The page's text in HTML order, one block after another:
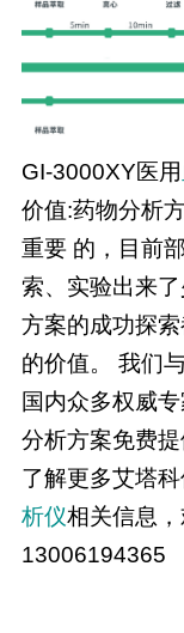
GI-3000XY医用
价值:药物分析
重要 的，目前
索、实验出来
方案的成功探
的价值。 我们
国内众多权威
分析方案免费提
了解更多艾塔
析仪相关信息
13006194365